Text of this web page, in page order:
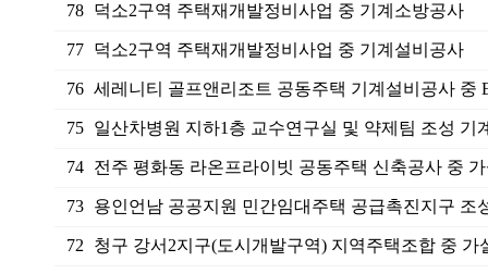
78 덕소2구역 주택재개발정비사업 중 기계소방공사
77 덕소2구역 주택재개발정비사업 중 기계설비공사
76 세레니티 골프앤리조트 공동주택 기계설비공사 중
75 일산차병원 지하1층 교수연구실 및 약제팀 조성 기
74 전주 평화동 라온프라이빗 공동주택 신축공사 중
73 용인언남 공공지원 민간임대주택 공급촉진지구 조
72 청구 강서2지구(도시개발구역) 지역주택조합 중 가